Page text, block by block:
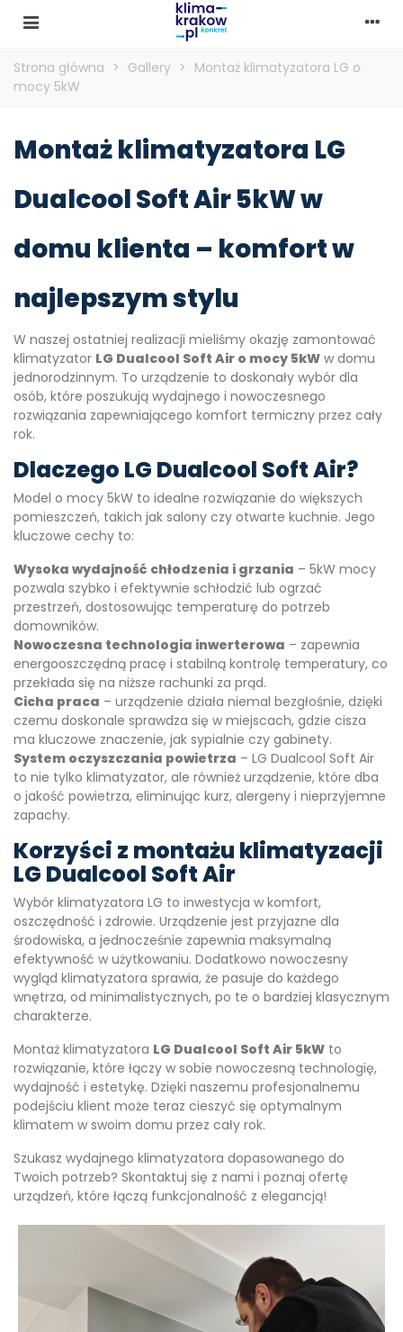
Strona główna > Gallery > Montaż klimatyzatora LG o
mocy 5kW
Montaż klimatyzatora LG
Dualcool Soft Air 5kW w
domu klienta – komfort w
najlepszym stylu
W naszej ostatniej realizacji mieliśmy okazję zamontować
klimatyzator LG Dualcool Soft Air o mocy 5kW w domu
jednorodzinnym. To urządzenie to doskonały wybór dla
osób, które poszukują wydajnego i nowoczesnego
rozwiązania zapewniającego komfort termiczny przez cały
rok.
Dlaczego LG Dualcool Soft Air?
Model o mocy 5kW to idealne rozwiązanie do większych
pomieszczeń, takich jak salony czy otwarte kuchnie. Jego
kluczowe cechy to:
Wysoka wydajność chłodzenia i grzania – 5kW mocy
pozwala szybko i efektywnie schłodzić lub ogrzać
przestrzeń, dostosowując temperaturę do potrzeb
domowników.
Nowoczesna technologia inwerterowa – zapewnia
energooszczędną pracę i stabilną kontrolę temperatury, co
przekłada się na niższe rachunki za prąd.
Cicha praca – urządzenie działa niemal bezgłośnie, dzięki
czemu doskonale sprawdza się w miejscach, gdzie cisza
ma kluczowe znaczenie, jak sypialnie czy gabinety.
System oczyszczania powietrza – LG Dualcool Soft Air
to nie tylko klimatyzator, ale również urządzenie, które dba
o jakość powietrza, eliminując kurz, alergeny i nieprzyjemne
zapachy.
Korzyści z montażu klimatyzacji
LG Dualcool Soft Air
Wybór klimatyzatora LG to inwestycja w komfort,
oszczędność i zdrowie. Urządzenie jest przyjazne dla
środowiska, a jednocześnie zapewnia maksymalną
efektywność w użytkowaniu. Dodatkowo nowoczesny
wygląd klimatyzatora sprawia, że pasuje do każdego
wnętrza, od minimalistycznych, po te o bardziej klasycznym
charakterze.
Montaż klimatyzatora LG Dualcool Soft Air 5kW to
rozwiązanie, które łączy w sobie nowoczesną technologię,
wydajność i estetykę. Dzięki naszemu profesjonalnemu
podejściu klient może teraz cieszyć się optymalnym
klimatem w swoim domu przez cały rok.
Szukasz wydajnego klimatyzatora dopasowanego do
Twoich potrzeb? Skontaktuj się z nami i poznaj ofertę
urządzeń, które łączą funkcjonalność z elegancją!